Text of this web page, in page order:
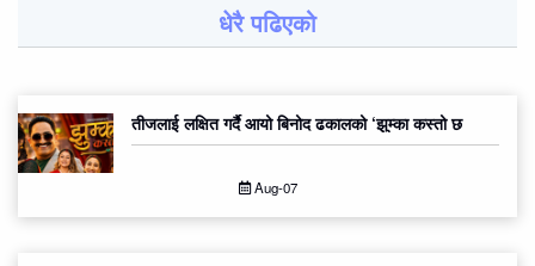
धेरै पढिएको
तीजलाई लक्षित गर्दै आयो बिनोद ढकालको ‘झुम्का कस्तो छ
Aug-07